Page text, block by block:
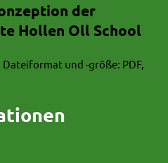
der
Hollen Oll School
Dateiformat und -größe: PDF,